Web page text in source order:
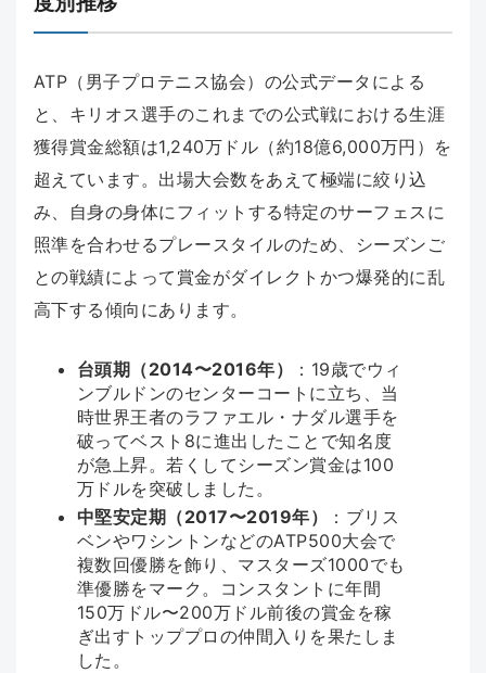
ATP（男子プロテニス協会）の公式データによる
と、キリオス選手のこれまでの公式戦における生涯
獲得賞金総額は1,240万ドル（約18億6,000万円）を
超えています。出場大会数をあえて極端に絞り込
み、自身の身体にフィットする特定のサーフェスに
照準を合わせるプレースタイルのため、シーズンご
との戦績によって賞金がダイレクトかつ爆発的に乱
高下する傾向にあります。
台頭期（2014〜2016年）
：19歳でウィ
ンブルドンのセンターコートに立ち、当
時世界王者のラファエル・ナダル選手を
破ってベスト8に進出したことで知名度
が急上昇。若くしてシーズン賞金は100
万ドルを突破しました。
中堅安定期（2017〜2019年）
：ブリス
ベンやワシントンなどのATP500大会で
複数回優勝を飾り、マスターズ1000でも
準優勝をマーク。コンスタントに年間
150万ドル〜200万ドル前後の賞金を稼
ぎ出すトッププロの仲間入りを果たしま
した。